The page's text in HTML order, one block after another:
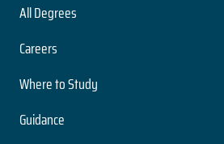
All Degrees
Careers
Where to Study
Guidance